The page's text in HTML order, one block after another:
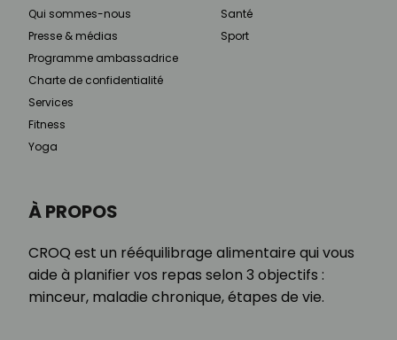
À PROPOS
CROQ est un rééquilibrage alimentaire qui vous
aide à planifier vos repas selon 3 objectifs :
minceur, maladie chronique, étapes de vie.
Qui sommes-nous
Presse & médias
Programme ambassadrice
Charte de confidentialité
Services
Fitness
Yoga
Santé
Sport